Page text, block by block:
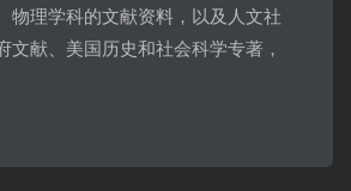
物理学科的文献资料，以及人文社
文献、美国历史和社会科学专著，